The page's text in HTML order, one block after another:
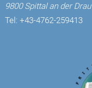
9800 Spittal an der Drau
Tel: +43-4762-259413